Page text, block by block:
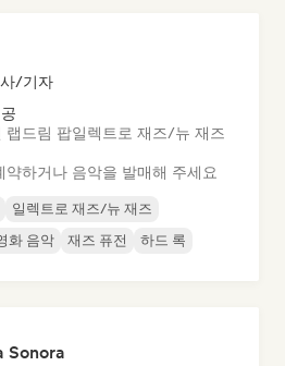
/기자
랩 드림 팝일렉트로 재즈/뉴 재즈
약하거나 음악을 발매해 주세요
일렉트로 재즈/뉴 재즈
화 음악 재즈 퓨전 하드 록
Sonora